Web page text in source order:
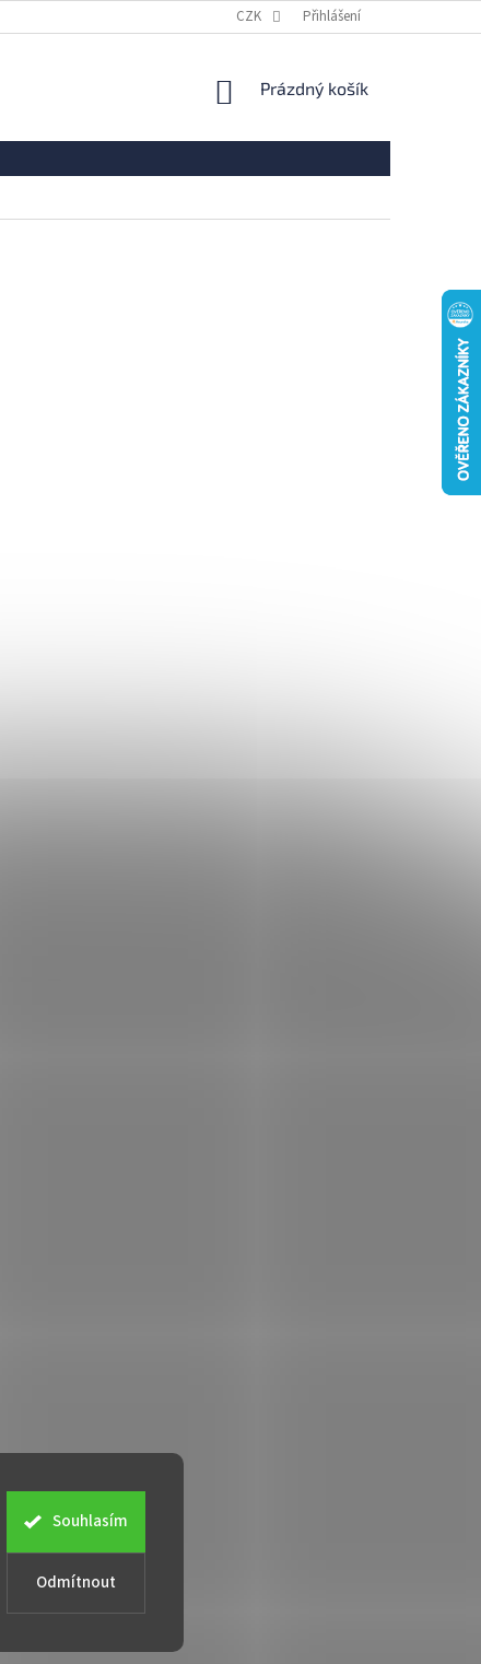
Odmítnout
Souhlasím
REKLAMACE VRÁCENÍ ZBOŽÍ
CZK Přihlášení
NÁKUPNÍ
Prázdný košík